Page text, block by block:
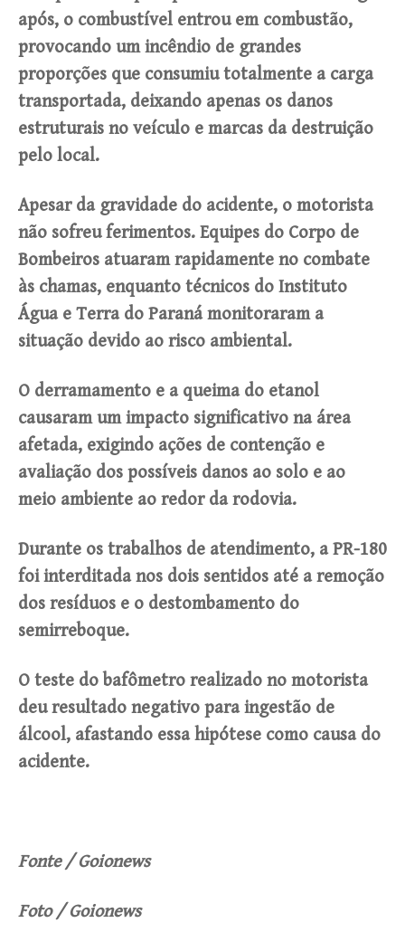
após, o combustível entrou em combustão,
provocando um incêndio de grandes
proporções que consumiu totalmente a carga
transportada, deixando apenas os danos
estruturais no veículo e marcas da destruição
pelo local.
Apesar da gravidade do acidente, o motorista
não sofreu ferimentos. Equipes do Corpo de
Bombeiros atuaram rapidamente no combate
às chamas, enquanto técnicos do Instituto
Água e Terra do Paraná monitoraram a
situação devido ao risco ambiental.
O derramamento e a queima do etanol
causaram um impacto significativo na área
afetada, exigindo ações de contenção e
avaliação dos possíveis danos ao solo e ao
meio ambiente ao redor da rodovia.
Durante os trabalhos de atendimento, a PR-180
foi interditada nos dois sentidos até a remoção
dos resíduos e o destombamento do
semirreboque.
O teste do bafômetro realizado no motorista
deu resultado negativo para ingestão de
álcool, afastando essa hipótese como causa do
acidente.
Fonte / Goionews
Foto / Goionews